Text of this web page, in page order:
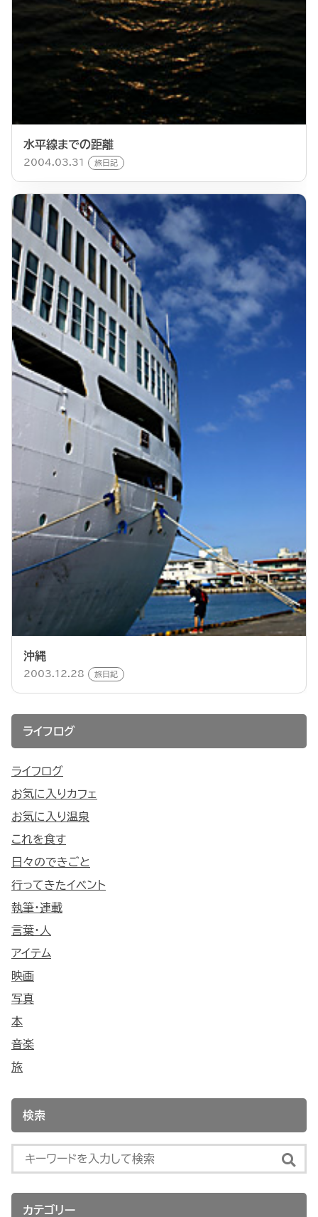
水平線までの距離
2004.03.31 旅日記
沖縄
2003.12.28 旅日記
ライフログ
ライフログ
お気に入りカフェ
お気に入り温泉
これを食す
日々のできごと
行ってきたイベント
執筆・連載
言葉・人
アイテム
映画
写真
本
音楽
旅
検索
カテゴリー